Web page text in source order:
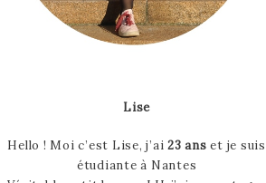
Lise
Hello ! Moi c’est Lise, j’ai 23 anset je suis
étudiante à Nantes